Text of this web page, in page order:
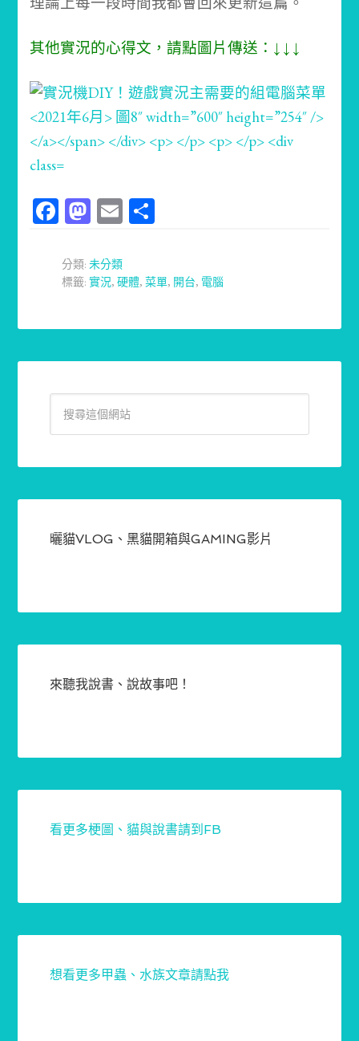
其他實況的心得文，請點圖片傳送：↓ ↓ ↓
Facebook
Mastodon
Email
分類:未分類
標籤:實況,硬體,菜單, 開台, 電腦
曬貓VLOG、黑貓開箱與GAMING影片
來聽我說書、說故事吧！
看更多梗圖、貓與說書請到FB
想看更多甲蟲、水族文章請點我